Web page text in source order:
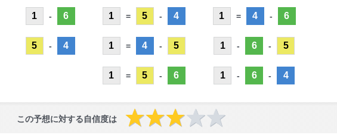
1 - 6
5 - 4
1 = 5 - 4
1 = 4 - 5
1 = 5 - 6
1 = 4 - 6
1 - 6 - 5
1 - 6 - 4
この予想に対する自信度は